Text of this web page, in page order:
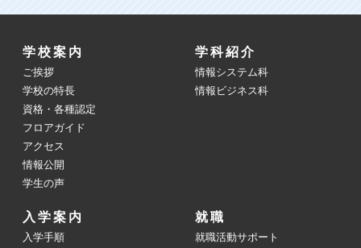
学校案内
ご挨拶
学校の特長
資格・各種認定
フロアガイド
アクセス
情報公開
学生の声
学科紹介
情報システム科
情報ビジネス科
入学案内
入学手順
就職
就職活動サポート